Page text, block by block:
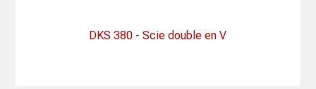
DKS 380 - Scie double en V